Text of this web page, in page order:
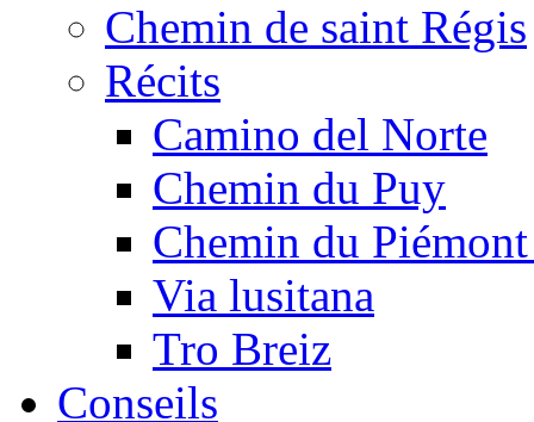
Chemin de saint Régis
Récits
Camino del Norte
Chemin du Puy
Chemin du
Via lusitana
Tro Breiz
Conseils